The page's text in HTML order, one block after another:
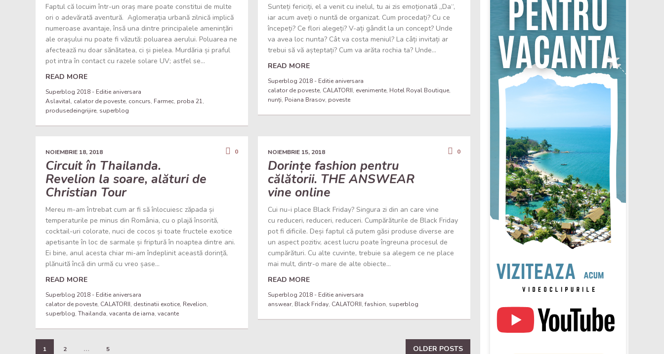
Faptul că locuim într-un oraș mare poate constitui de multe
ori o adevărată aventură. Aglomerația urbană zilnică implică
numeroase avantaje, însă una dintre principalele amenințări
ale orașului nu poate fi văzută: poluarea aerului. Poluarea ne
afectează nu doar sănătatea, ci și pielea. Murdăria și praful
pot intra în contact cu razele solare UV; astfel se...
READ MORE
Superblog 2018 - Editie aniversara
Aslavital, calator de poveste, concurs, Farmec, proba 21,
produsedeingrijire, superblog
Sunteți fericiți, el a venit cu inelul, tu ai zis emoționată „Da“,
iar acum aveți o nuntă de organizat. Cum procedați? Cu ce
începeți? Ce flori alegeți? V-ați gândit la un concept? Unde
va avea loc nunta? Cât va costa meniul? La câți invitați ar
trebui să vă așteptați? Cum va arăta rochia ta? Unde...
READ MORE
Superblog 2018 - Editie aniversara
calator de poveste, CALATORII, evenimente, Hotel Royal Boutique,
nunți, Poiana Brasov, poveste
NOIEMBRIE 18, 2018 0
Circuit în Thailanda.
Revelion la soare, alături de
Christian Tour
Mereu m-am întrebat cum ar fi să înlocuiesc zăpada și
temperaturile pe minus din România, cu o plajă însorită,
cocktail-uri colorate, nuci de cocos și toate fructele exotice
apetisante în loc de sarmale și friptură în noaptea dintre ani.
Ei bine, anul acesta chiar mi-am îndeplinit această dorință,
plănuită încă din urmă cu vreo șase...
READ MORE
Superblog 2018 - Editie aniversara
calator de poveste, CALATORII, destinatii exotice, Revelion,
superblog, Thailanda, vacanta de iarna, vacante
NOIEMBRIE 15, 2018 0
Dorințe fashion pentru
călătorii. THE ANSWEAR
vine online
Cui nu-i place Black Friday? Singura zi din an care vine
cu reduceri, reduceri, reduceri. Cumpărăturile de Black Friday
pot fi dificile. Deși faptul că putem găsi produse diverse are
un aspect pozitiv, acest lucru poate îngreuna procesul de
cumpărături. Cu alte cuvinte, trebuie sa alegem ce ne place
mai mult, dintr-o mare de alte obiecte...
READ MORE
Superblog 2018 - Editie aniversara
answear, Black Friday, CALATORII, fashion, superblog
1 2 … 5 OLDER POSTS